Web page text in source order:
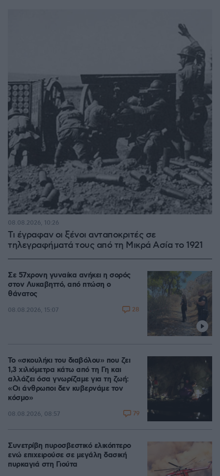
Τι έγραφαν οι ξένοι ανταποκριτές σε
τηλεγραφήματά τους από τη Μικρά Ασία το 1921
08.08.2026, 10:26
Σε 57χρονη γυναίκα ανήκει η σορός
στον Λυκαβηττό, από πτώση ο
θάνατος
08.08.2026, 15:07 28
Το «σκουλήκι του διαβόλου» που ζει
1,3 χιλιόμετρα κάτω από τη Γη και
αλλάζει όσα γνωρίζαμε για τη ζωή:
«Οι άνθρωποι δεν κυβερνάμε τον
κόσμο»
08.08.2026, 08:57 79
Συνετρίβη πυροσβεστικό ελικόπτερο
ενώ επιχειρούσε σε μεγάλη δασική
πυρκαγιά στη Γιούτα